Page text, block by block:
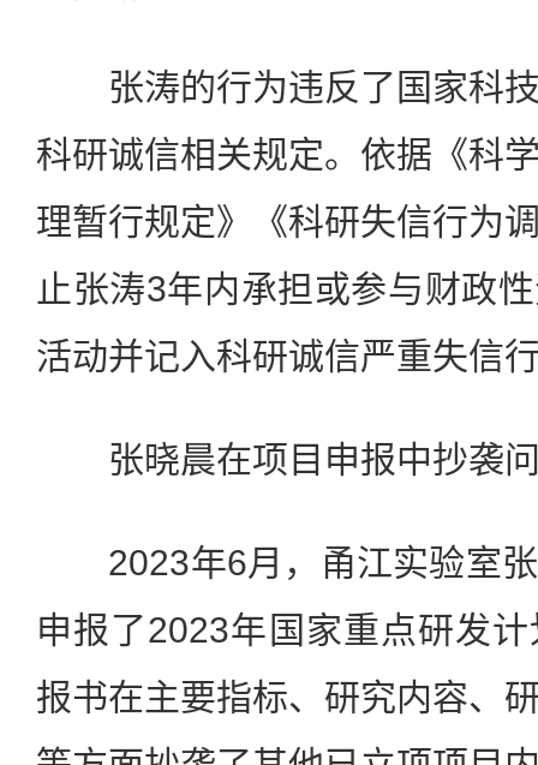
张涛的行为违反了国家科技
科研诚信相关规定。依据《科
理暂行规定》《科研失信行为
止张涛3年内承担或参与财政
活动并记入科研诚信严重失信
张晓晨在项目申报中抄袭
2023年6月，甬江实验室张
申报了2023年国家重点研发
报书在主要指标、研究内容、